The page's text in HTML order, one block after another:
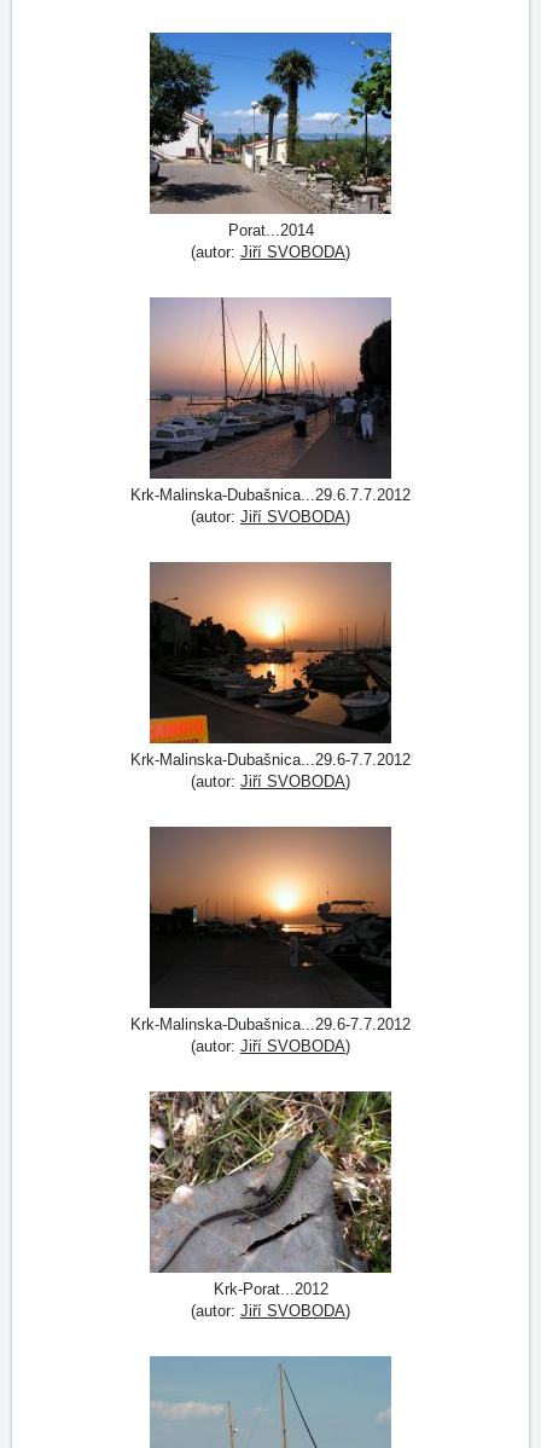
Porat...2014
(autor: Jiří SVOBODA)
Krk-Malinska-Dubašnica...29.6.7.7.2012
(autor: Jiří SVOBODA)
Krk-Malinska-Dubašnica...29.6-7.7.2012
(autor: Jiří SVOBODA)
Krk-Malinska-Dubašnica...29.6-7.7.2012
(autor: Jiří SVOBODA)
Krk-Porat...2012
(autor: Jiří SVOBODA)